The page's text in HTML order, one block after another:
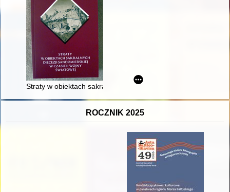
Straty w obiektach sakralnych dekanatu sandomierskiego
ROCZNIK 2025